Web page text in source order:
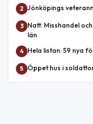
2 Jönköpings
3
Natt: Misshandel
län
4 Hela listan: 59 nya
5 Öppet hus i